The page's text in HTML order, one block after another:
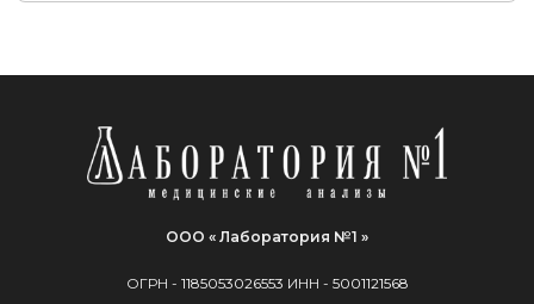
ООО « Лаборатория №1 »
ОГРН - 1185053026553 ИНН - 5001121568